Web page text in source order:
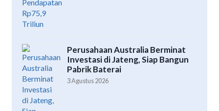
Perusahaan Australia Berminat
Investasi di Jateng, Siap Bangun
Pabrik Baterai
3 Agustus 2026